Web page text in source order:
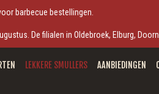
barbecue bestellingen.
De filialen in Oldebroek, Elburg,
LEKKERE SMULLERS AANBIEDINGEN